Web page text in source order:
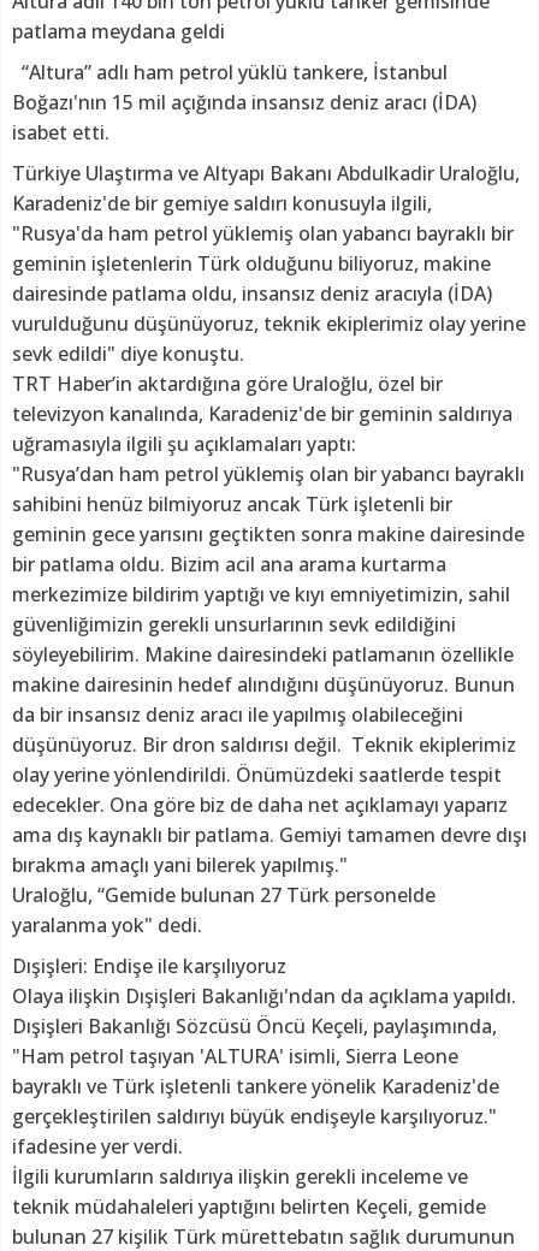
patlama meydana geldi
“Altura” adlı ham petrol yüklü tankere, İstanbul
Boğazı'nın 15 mil açığında insansız deniz aracı (İDA)
isabet etti.
Türkiye Ulaştırma ve Altyapı Bakanı Abdulkadir Uraloğlu,
Karadeniz'de bir gemiye saldırı konusuyla ilgili,
"Rusya'da ham petrol yüklemiş olan yabancı bayraklı bir
geminin işletenlerin Türk olduğunu biliyoruz, makine
dairesinde patlama oldu, insansız deniz aracıyla (İDA)
vurulduğunu düşünüyoruz, teknik ekiplerimiz olay yerine
sevk edildi" diye konuştu.
TRT Haber’in aktardığına göre Uraloğlu, özel bir
televizyon kanalında, Karadeniz'de bir geminin saldırıya
uğramasıyla ilgili şu açıklamaları yaptı:
"Rusya’dan ham petrol yüklemiş olan bir yabancı bayraklı
sahibini henüz bilmiyoruz ancak Türk işletenli bir
geminin gece yarısını geçtikten sonra makine dairesinde
bir patlama oldu. Bizim acil ana arama kurtarma
merkezimize bildirim yaptığı ve kıyı emniyetimizin, sahil
güvenliğimizin gerekli unsurlarının sevk edildiğini
söyleyebilirim. Makine dairesindeki patlamanın özellikle
makine dairesinin hedef alındığını düşünüyoruz. Bunun
da bir insansız deniz aracı ile yapılmış olabileceğini
düşünüyoruz. Bir dron saldırısı değil. Teknik ekiplerimiz
olay yerine yönlendirildi. Önümüzdeki saatlerde tespit
edecekler. Ona göre biz de daha net açıklamayı yaparız
ama dış kaynaklı bir patlama. Gemiyi tamamen devre dışı
bırakma amaçlı yani bilerek yapılmış."
Uraloğlu, “Gemide bulunan 27 Türk personelde
yaralanma yok" dedi.
Dışişleri: Endişe ile karşılıyoruz
Olaya ilişkin Dışişleri Bakanlığı'ndan da açıklama yapıldı.
Dışişleri Bakanlığı Sözcüsü Öncü Keçeli, paylaşımında,
"Ham petrol taşıyan 'ALTURA' isimli, Sierra Leone
bayraklı ve Türk işletenli tankere yönelik Karadeniz'de
gerçekleştirilen saldırıyı büyük endişeyle karşılıyoruz."
ifadesine yer verdi.
İlgili kurumların saldırıya ilişkin gerekli inceleme ve
teknik müdahaleleri yaptığını belirten Keçeli, gemide
bulunan 27 kişilik Türk mürettebatın sağlık durumunun